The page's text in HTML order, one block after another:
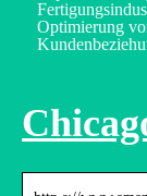
Optimierung